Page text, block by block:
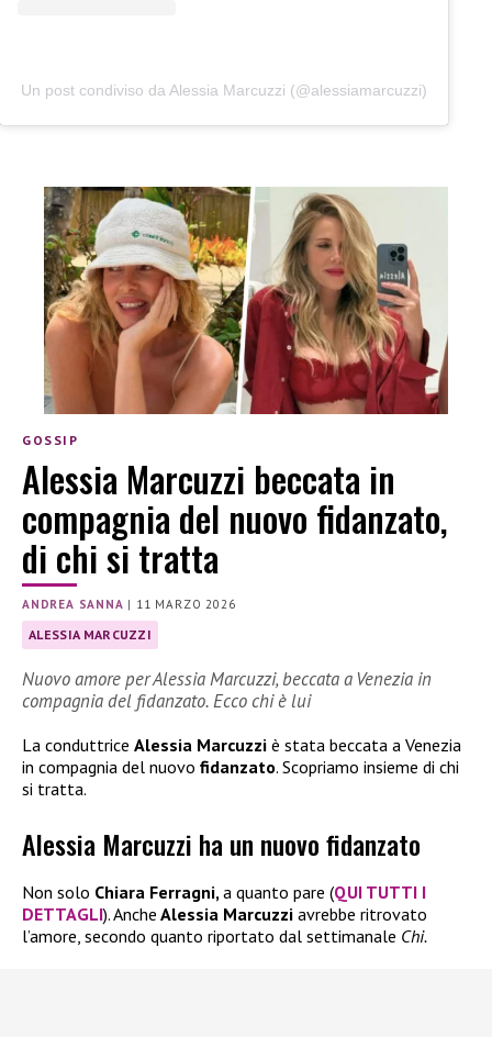
Un post condiviso da Alessia Marcuzzi (@alessiamarcuzzi)
GOSSIP
Alessia Marcuzzi beccata in
compagnia del nuovo fidanzato,
di chi si tratta
ANDREA SANNA | 11 MARZO 2026
ALESSIA MARCUZZI
Nuovo amore per Alessia Marcuzzi, beccata a Venezia in
compagnia del fidanzato. Ecco chi è lui
La conduttrice Alessia Marcuzzi è stata beccata a Venezia
in compagnia del nuovo fidanzato. Scopriamo insieme di chi
si tratta.
Alessia Marcuzzi ha un nuovo fidanzato
Non solo Chiara Ferragni, a quanto pare (QUI TUTTI I
DETTAGLI). Anche Alessia Marcuzzi avrebbe ritrovato
l’amore, secondo quanto riportato dal settimanale Chi.